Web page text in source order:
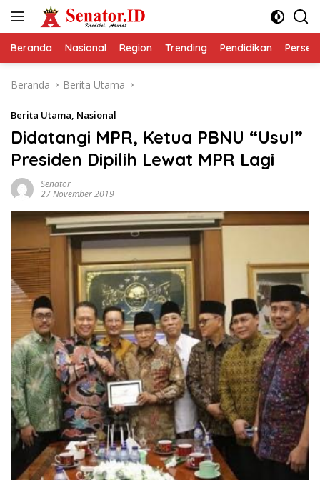
Beranda Nasional Region Trending Pendidikan
Beranda Berita Utama
Berita Utama, Nasional
Didatangi MPR, Ketua PBNU “Usul”
Presiden Dipilih Lewat MPR Lagi
Senator
27 November 2019